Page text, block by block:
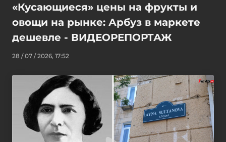
«Кусающиеся» цены на фрукты и
овощи на рынке: Арбуз в маркете
дешевле - ВИДЕОРЕПОРТАЖ
28 / 07 / 2026, 17:52